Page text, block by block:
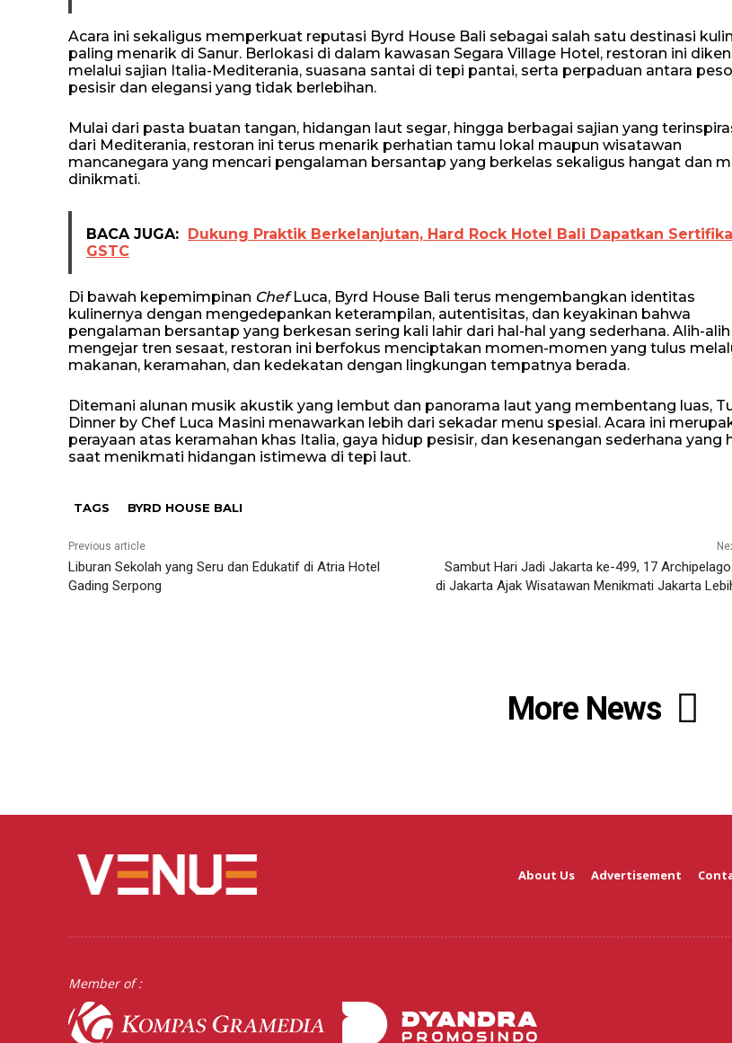
Acara ini sekaligus memperkuat reputasi Byrd House Bali sebagai salah satu destinasi
paling menarik di Sanur. Berlokasi di dalam kawasan Segara Village Hotel, restoran ini
melalui sajian Italia-Mediterania, suasana santai di tepi pantai, serta perpaduan antara
pesisir dan elegansi yang tidak berlebihan.
Mulai dari pasta buatan tangan, hidangan laut segar, hingga berbagai sajian yang
dari Mediterania, restoran ini terus menarik perhatian tamu lokal maupun wisatawan
mancanegara yang mencari pengalaman bersantap yang berkelas sekaligus hangat dan
dinikmati.
BACA JUGA: Dukung Praktik Berkelanjutan, Hard Rock Hotel Bali Dapatkan
GSTC
Di bawah kepemimpinan ChefLuca, Byrd House Bali terus mengembangkan identitas
kulinernya dengan mengedepankan keterampilan, autentisitas, dan keyakinan bahwa
pengalaman bersantap yang berkesan sering kali lahir dari hal-hal yang sederhana. Alih-alih
mengejar tren sesaat, restoran ini berfokus menciptakan momen-momen yang tulus
makanan, keramahan, dan kedekatan dengan lingkungan tempatnya berada.
Ditemani alunan musik akustik yang lembut dan panorama laut yang membentang luas,
Dinner by Chef Luca Masini menawarkan lebih dari sekadar menu spesial. Acara ini
perayaan atas keramahan khas Italia, gaya hidup pesisir, dan kesenangan sederhana yang
saat menikmati hidangan istimewa di tepi laut.
TAGS BYRD HOUSE BALI
Previous article
Liburan Sekolah yang Seru dan Edukatif di Atria Hotel
Gading Serpong
Sambut Hari Jadi Jakarta ke-499, 17
di Jakarta Ajak Wisatawan Menikmati Jakarta
More News
About Us Advertisement
Member of :